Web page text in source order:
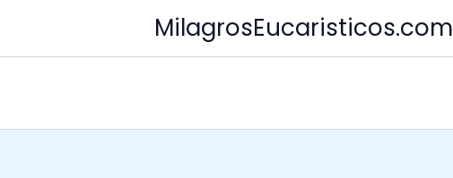
content
MilagrosEucaristicos.com